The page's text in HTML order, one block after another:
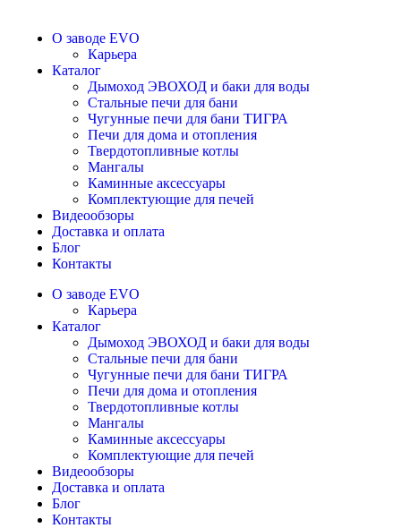
О заводе EVO
Карьера
Каталог
Дымоход ЭВОХОД и баки для воды
Стальные печи для бани
Чугунные печи для бани ТИГРА
Печи для дома и отопления
Твердотопливные котлы
Мангалы
Каминные аксессуары
Комплектующие для печей
Видеообзоры
Доставка и оплата
Блог
Контакты
О заводе EVO
Карьера
Каталог
Дымоход ЭВОХОД и баки для воды
Стальные печи для бани
Чугунные печи для бани ТИГРА
Печи для дома и отопления
Твердотопливные котлы
Мангалы
Каминные аксессуары
Комплектующие для печей
Видеообзоры
Доставка и оплата
Блог
Контакты